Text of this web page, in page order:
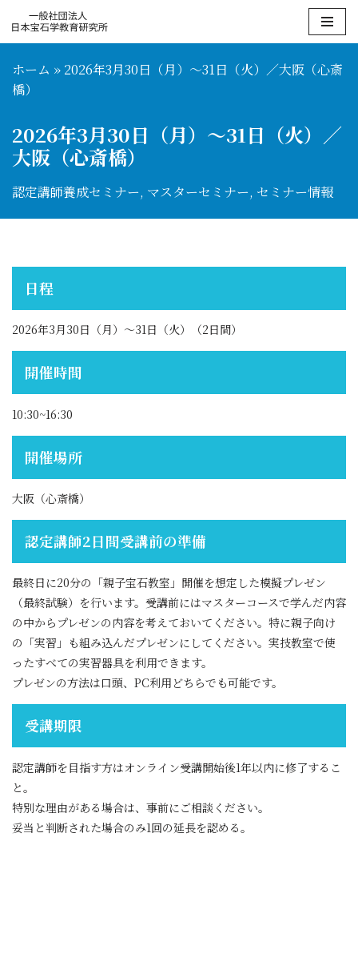
コ
ン
テ
へ
ス
キ
ッ
プ
ホーム » 2026年3月30日（月）〜31日（火）／大阪（心斎
橋）
2026年3月30日（月）〜31日（火）／
大阪（心斎橋）
認定講師養成セミナー, マスターセミナー, セミナー情報
日程
2026年3月30日（月）〜31日（火）（2日間）
開催時間
10:30~16:30
開催場所
大阪（心斎橋）
認定講師2日間受講前の準備
最終日に20分の「親子宝石教室」開催を想定した模擬プレゼン
（最終試験）を行います。受講前にはマスターコースで学んだ内容
の中からプレゼンの内容を考えておいてください。特に親子向け
の「実習」も組み込んだプレゼンにしてください。実技教室で使
ったすべての実習器具を利用できます。
プレゼンの方法は口頭、PC利用どちらでも可能です。
受講期限
認定講師を目指す方はオンライン受講開始後1年以内に修了するこ
と。
特別な理由がある場合は、事前にご相談ください。
妥当と判断された場合のみ1回の延長を認める。